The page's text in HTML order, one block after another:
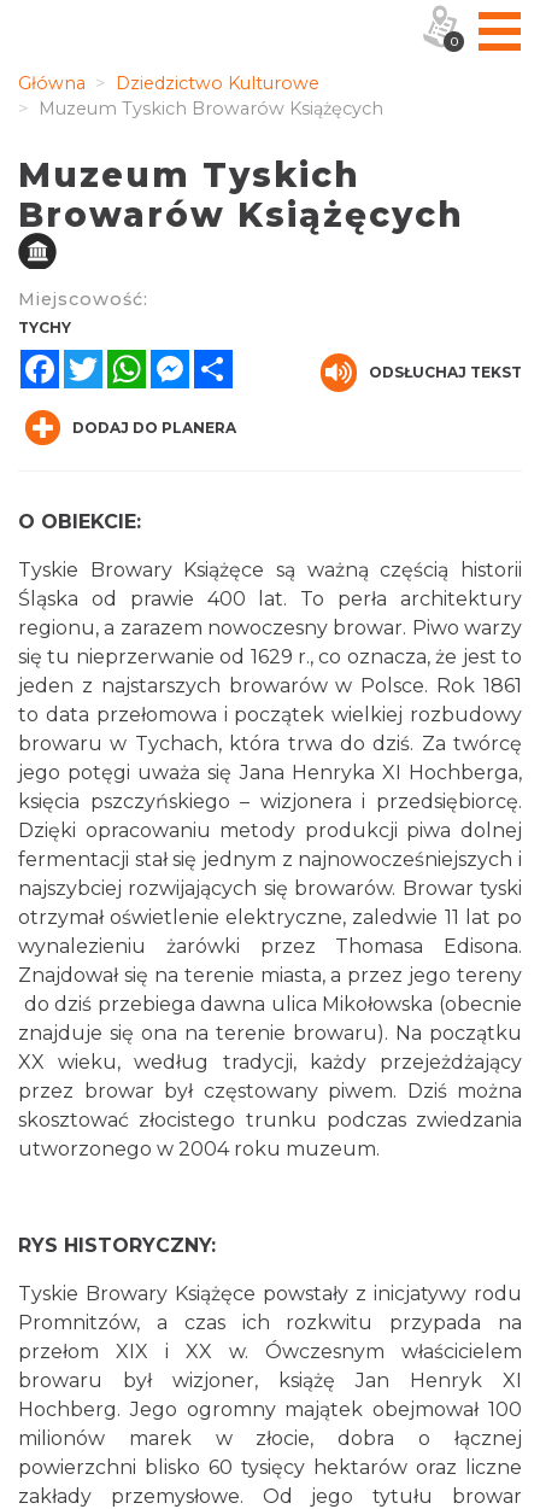
Główna
Dziedzictwo Kulturowe
Muzeum Tyskich Browarów Książęcych
Muzeum Tyskich
Browarów Książęcych
Miejscowość:
TYCHY
FacebookTwitterWhatsAppMessenger
ODSŁUCHAJ TEKST
DODAJ DO PLANERA
O OBIEKCIE:
Tyskie Browary Książęce są ważną częścią historii
Śląska od prawie 400 lat. To perła architektury
regionu, a zarazem nowoczesny browar. Piwo warzy
się tu nieprzerwanie od 1629 r., co oznacza, że jest to
jeden z najstarszych browarów w Polsce. Rok 1861
to data przełomowa i początek wielkiej rozbudowy
browaru w Tychach, która trwa do dziś. Za twórcę
jego potęgi uważa się Jana Henryka XI Hochberga,
księcia pszczyńskiego – wizjonera i przedsiębiorcę.
Dzięki opracowaniu metody produkcji piwa dolnej
fermentacji stał się jednym z najnowocześniejszych i
najszybciej rozwijających się browarów. Browar tyski
otrzymał oświetlenie elektryczne, zaledwie 11 lat po
wynalezieniu żarówki przez Thomasa Edisona.
Znajdował się na terenie miasta, a przez jego tereny
do dziś przebiega dawna ulica Mikołowska (obecnie
znajduje się ona na terenie browaru). Na początku
XX wieku, według tradycji, każdy przejeżdżający
przez browar był częstowany piwem. Dziś można
skosztować złocistego trunku podczas zwiedzania
utworzonego w 2004 roku muzeum.
RYS HISTORYCZNY:
Tyskie Browary Książęce powstały z inicjatywy rodu
Promnitzów, a czas ich rozkwitu przypada na
przełom XIX i XX w. Ówczesnym właścicielem
browaru był wizjoner, książę Jan Henryk XI
Hochberg. Jego ogromny majątek obejmował 100
milionów marek w złocie, dobra o łącznej
powierzchni blisko 60 tysięcy hektarów oraz liczne
zakłady przemysłowe. Od jego tytułu browar
0